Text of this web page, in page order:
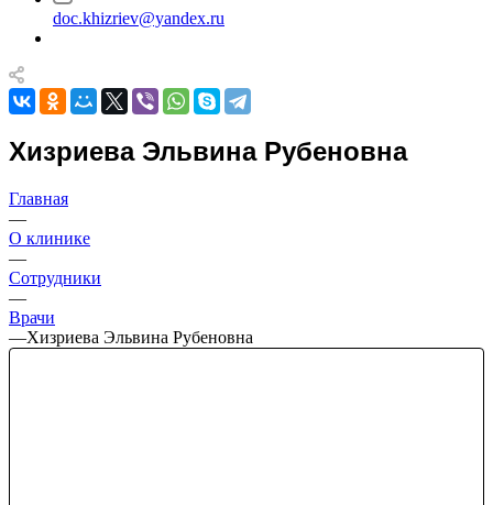
doc.khizriev@yandex.ru
Хизриева Эльвина Рубеновна
Главная
—
О клинике
—
Сотрудники
—
Врачи
—Хизриева Эльвина Рубеновна